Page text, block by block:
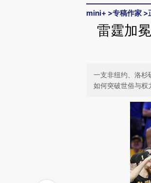
mini+ >专稿作家 >
雷霆加
一支非纽约、洛杉
如何突破世俗与权